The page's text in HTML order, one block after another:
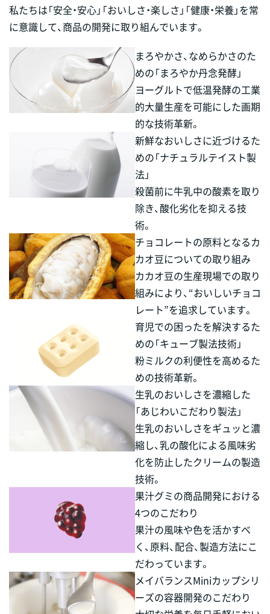
私たちは「安全・安心」「おいしさ・楽しさ」「健康・栄養」を常
に意識して、商品の開発に取り組んでいます。
まろやかさ、なめらかさのた
めの「まろやか丹念発酵」
ヨーグルトで低温発酵の工業
的大量生産を可能にした画期
的な技術革新。
新鮮なおいしさに近づけるた
めの「ナチュラルテイスト製
法」
殺菌前に牛乳中の酸素を取り
除き、酸化劣化を抑える技
術。
チョコレートの原料となるカ
カオ豆についての取り組み
カカオ豆の生産現場での取り
組みにより、“おいしいチョコ
レート”を追求しています。
育児での困ったを解決するた
めの「キューブ製法技術」
粉ミルクの利便性を高めるた
めの技術革新。
生乳のおいしさを濃縮した
「あじわいこだわり製法」
生乳のおいしさをギュッと濃
縮し、乳の酸化による風味劣
化を防止したクリームの製造
技術。
果汁グミの商品開発における
4つのこだわり
果汁の風味や色を活かすべ
く、原料、配合、製造方法にこ
だわっています。
メイバランスMiniカップシリ
ーズの容器開発のこだわり